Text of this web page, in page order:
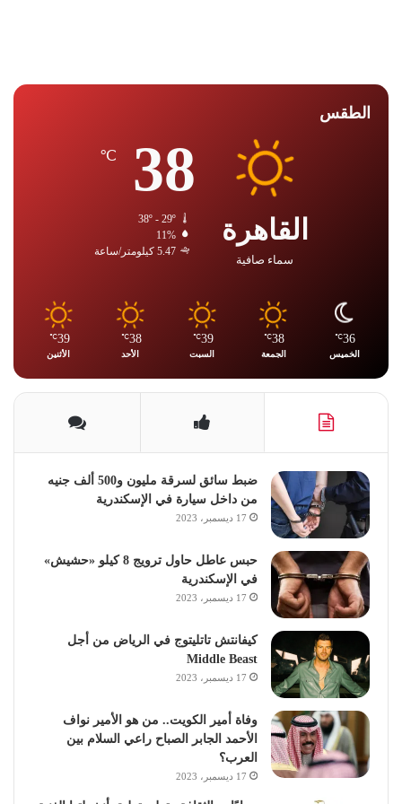
الطقس
القاهرة
سماء صافية
38
℃
38º - 29º
11%
5.47 كيلومتر/ساعة
36
℃
الخميس
38
℃
الجمعة
39
℃
السبت
38
℃
الأحد
39
℃
الأثنين
ضبط سائق لسرقة مليون و500 ألف جنيه
من داخل سيارة في الإسكندرية
17 ديسمبر، 2023
حبس عاطل حاول ترويج 8 كيلو «حشيش»
في الإسكندرية
17 ديسمبر، 2023
كيفانتش تاتليتوج في الرياض من أجل
Middle Beast
17 ديسمبر، 2023
وفاة أمير الكويت.. من هو الأمير نواف
الأحمد الجابر الصباح راعي السلام بين
العرب؟
17 ديسمبر، 2023